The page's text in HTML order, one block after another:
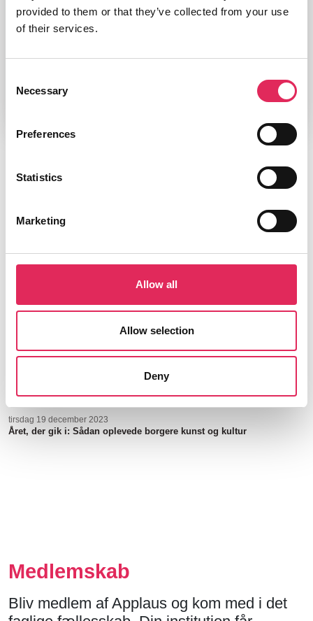
provided to them or that they’ve collected from your use
of their services.
Selection
Necessary
Preferences
Statistics
Marketing
Allow all
Allow selection
Deny
Læs vores andre rapporter
OM BRANCHEN
Med publikum og data i fokus
tirsdag 19 december 2023
Året, der gik i: Sådan oplevede borgere kunst og kultur
Medlemskab
Bliv medlem af Applaus og kom med i det